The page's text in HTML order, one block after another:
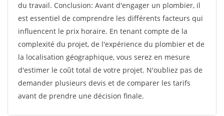
du travail. Conclusion: Avant d'engager un plombier, il
est essentiel de comprendre les différents facteurs qui
influencent le prix horaire. En tenant compte de la
complexité du projet, de l'expérience du plombier et de
la localisation géographique, vous serez en mesure
d'estimer le coût total de votre projet. N'oubliez pas de
demander plusieurs devis et de comparer les tarifs
avant de prendre une décision finale.